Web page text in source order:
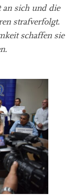
an sich und die
strafverfolgt.
schaffen sie